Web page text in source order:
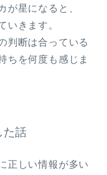
が星になると、
いきます。
判断は合っている
を何度も感じま
た話
正しい情報が多い